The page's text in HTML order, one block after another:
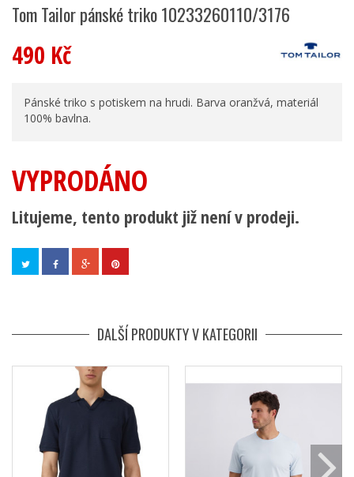
Tom Tailor pánské triko 10233260110/3176
490 Kč
Pánské triko s potiskem na hrudi. Barva oranžvá, materiál
100% bavlna.
VYPRODÁNO
Litujeme, tento produkt již není v prodeji.
DALŠÍ PRODUKTY V KATEGORII